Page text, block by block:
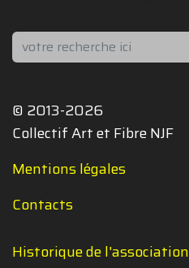
Rechercher
© 2013-2026
Collectif Art et Fibre NJF
Mentions légales
Contacts
Historique de l'association